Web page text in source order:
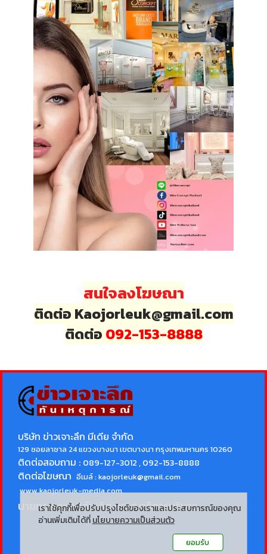
สนใจลงโฆษณา
ติดต่อ Kaojorleuk@gmail.com
ติดต่อ 092-153-8888
บริษัท ข่าวเจาะลึก มีเดีย จำกัด
129 ซอยลาซาล 24 แขวงบางนา เขตบางนา กรุงเทพมหานคร 10260
ติดต่อสอบถาม : 089-127-3012 , 092-153-8888
ติดต่อโฆษณา อีเมล์ :kaojorleuk@gmail.com
www.kaojorleuk-media.com
นายกรธนพล วิลัยเลิศบรรณาธิการบริหาร
เราใช้คุกกี้เพื่อปรับปรุงไซต์ของเราและประสบการณ์ของคุณ
อ่านเพิ่มเติมได้ที่ นโยบายความเป็นส่วนตัว
ยอมรับ